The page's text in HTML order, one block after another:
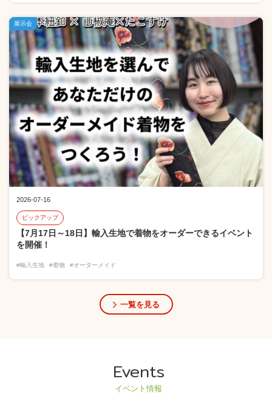
2026-07-16
ピックアップ
【7月17日～18日】輸入生地で着物をオーダーできるイベント
を開催！
#輸入生地 #着物 #オーダーメイド
展示会
一覧を見る
Events
イベント情報